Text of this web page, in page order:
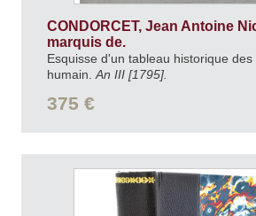
CONDORCET, Jean Antoine
marquis de.
Esquisse d'un tableau historique
humain. An III [1795].
375 €